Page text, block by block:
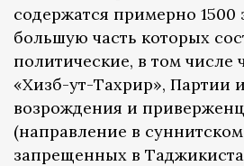
содержатся примерно 1500
большую часть которых
политические, в том числе
«Хизб-ут-Тахрир», Партии
возрождения и
(направление в
запрещенных в